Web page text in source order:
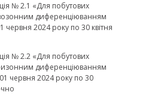
№ 2.1 «Для побутових
диференціюванням
червня 2024 року по 30 квітня
№ 2.2 «Для побутових
диференціюванням
червня 2024 року по 30